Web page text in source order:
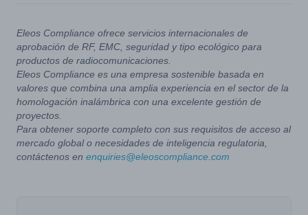
Eleos Compliance ofrece servicios internacionales de
aprobación de RF, EMC, seguridad y tipo ecológico para
productos de radiocomunicaciones.
Eleos Compliance es una empresa sostenible basada en
valores que combina una amplia experiencia en el sector de la
homologación inalámbrica con una excelente gestión de
proyectos.
Para obtener soporte completo con sus requisitos de acceso al
mercado global o necesidades de inteligencia regulatoria,
contáctenos en enquiries@eleoscompliance.com